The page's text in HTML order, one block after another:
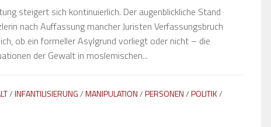
steigert sich kontinuierlich. Der augenblickliche Stand
nach Auffassung mancher Juristen Verfassungsbruch
ob ein formeller Asylgrund vorliegt oder nicht – die
der Gewalt in moslemischen...
/INFANTILISIERUNG/MANIPULATION/PERSONEN/POLITIK/